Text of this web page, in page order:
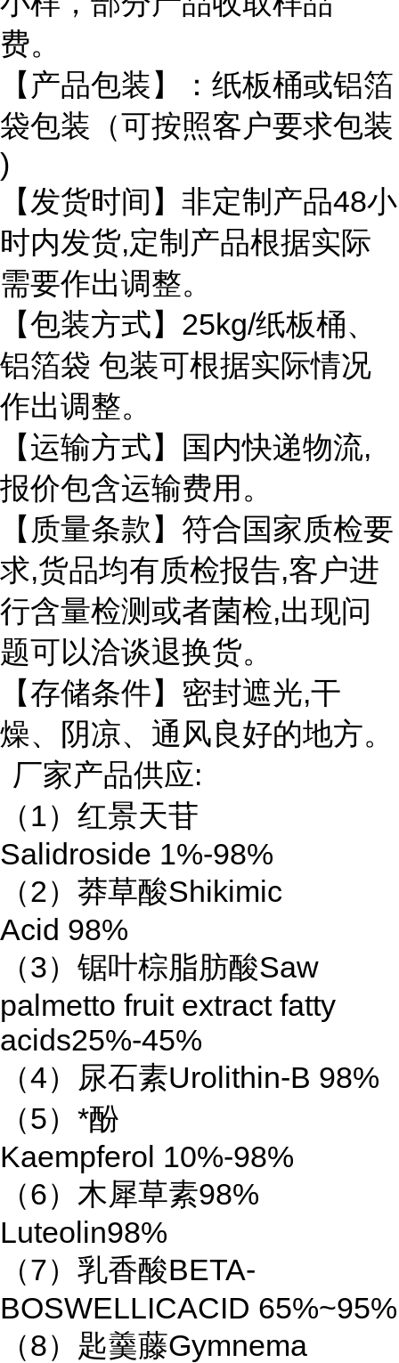
费。
【产品包装】：纸板桶或铝箔
袋包装（可按照客户要求包装
)
【发货时间】非定制产品48小
时内发货,定制产品根据实际
需要作出调整。
【包装方式】25kg/纸板桶、
铝箔袋 包装可根据实际情况
作出调整。
【运输方式】国内快递物流,
报价包含运输费用。
【质量条款】符合国家质检要
求,货品均有质检报告,客户进
行含量检测或者菌检,出现问
题可以洽谈退换货。
【存储条件】密封遮光,干
燥、阴凉、通风良好的地方。
厂家产品供应:
（1）红景天苷
Salidroside 1%-98%
（2）莽草酸Shikimic
Acid 98%
（3）锯叶棕脂肪酸Saw
palmetto fruit extract fatty
acids25%-45%
（4）尿石素Urolithin-B 98%
（5）*酚
Kaempferol 10%-98%
（6）木犀草素98%
Luteolin98%
（7）乳香酸BETA-
BOSWELLICACID 65%~95%
（8）匙羹藤Gymnema